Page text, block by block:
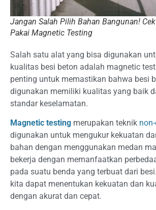
Jangan Salah Pilih Bahan Bangunan!
Pakai Magnetic Testing
Salah satu alat yang bisa digunakan
kualitas besi beton adalah magnetic
penting untuk memastikan bahwa besi
digunakan memiliki kualitas yang baik
standar keselamatan.
Magnetic testing merupakan teknik
digunakan untuk mengukur kekuatan
bahan dengan menggunakan medan
bekerja dengan memanfaatkan
pada suatu benda yang terbuat dari
kita dapat menentukan kekuatan dan
dengan akurat dan cepat.